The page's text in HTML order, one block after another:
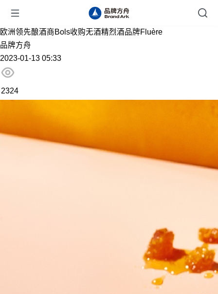
欧洲领先酿酒商Bols收购无酒精烈酒品牌Fluère
品牌方舟
2023-01-13 05:33
2324